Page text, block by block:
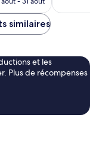
de
similaires
et les
Plus de récompenses